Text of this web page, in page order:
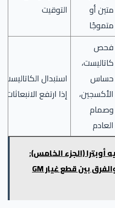
متين أو
متموجًا
التوقيت
فحص
كاتاليست،
حساس
الأكسجين،
وصمام
العادم
استبدال الكاتاليست
إذا ارتفع الانبعاثات
أوبترا (الجزء الخامس):
جدول الصيانات الدورية، والفرق بين قطع غيار GM